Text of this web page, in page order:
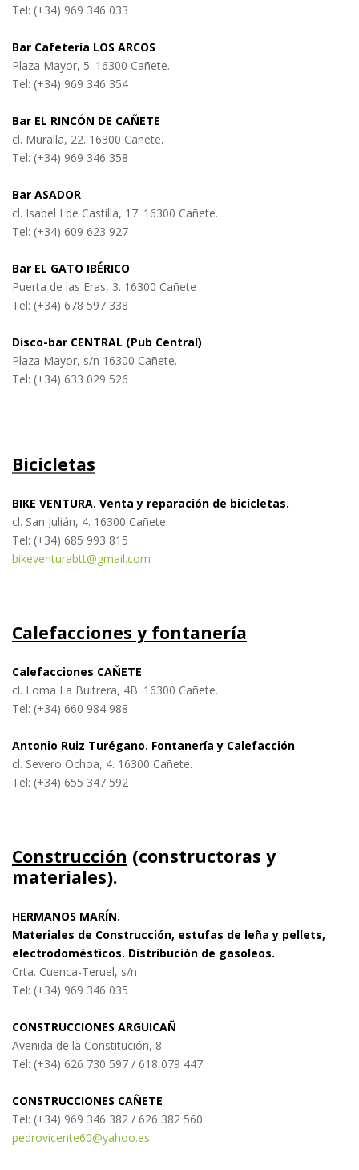
Tel: (+34) 969 346 033
Bar Cafetería LOS ARCOS
Plaza Mayor, 5. 16300 Cañete.
Tel: (+34) 969 346 354
Bar EL RINCÓN DE CAÑETE
cl. Muralla, 22. 16300 Cañete.
Tel: (+34) 969 346 358
Bar ASADOR
cl. Isabel I de Castilla, 17. 16300 Cañete.
Tel: (+34) 609 623 927
Bar EL GATO IBÉRICO
Puerta de las Eras, 3. 16300 Cañete
Tel: (+34) 678 597 338
Disco-bar CENTRAL (Pub Central)
Plaza Mayor, s/n 16300 Cañete.
Tel: (+34) 633 029 526
Bicicletas
BIKE VENTURA. Venta y reparación de bicicletas.
cl. San Julián, 4. 16300 Cañete.
Tel: (+34) 685 993 815
bikeventurabtt@gmail.com
Calefacciones y fontanería
Calefacciones CAÑETE
cl. Loma La Buitrera, 4B. 16300 Cañete.
Tel: (+34) 660 984 988
Antonio Ruiz Turégano. Fontanería y Calefacción
cl. Severo Ochoa, 4. 16300 Cañete.
Tel: (+34) 655 347 592
Construcción (constructoras y
materiales).
HERMANOS MARÍN.
Materiales de Construcción, estufas de leña y pellets,
electrodomésticos. Distribución de gasoleos.
Crta. Cuenca-Teruel, s/n
Tel: (+34) 969 346 035
CONSTRUCCIONES ARGUICAÑ
Avenida de la Constitución, 8
Tel: (+34) 626 730 597 / 618 079 447
CONSTRUCCIONES CAÑETE
Tel: (+34) 969 346 382 / 626 382 560
pedrovicente60@yahoo.es